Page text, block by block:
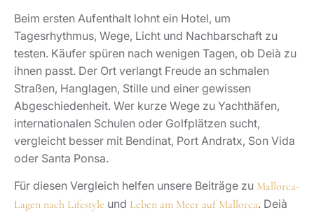
Für diesen Vergleich helfen unsere Beiträge zuMallorca-
Lagen nach LifestyleundLeben am Meer auf Mallorca . Deià
Mallorca passt selten zu Menschen, die maximale
Bequemlichkeit suchen. Es passt zu Menschen, die
Charakter höher bewerten als Komfort ohne Kanten.
Immobilien in Deià Mallorca:
Seltenheit bestimmt den Markt
Der Immobilienmarkt in Deià Mallorca folgt anderen
Regeln als viele Küstenlagen. Angebot entsteht selten,